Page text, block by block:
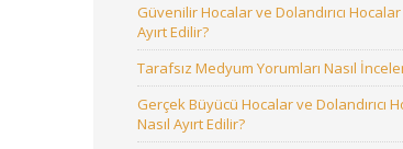
Güvenilir Hocalar ve Dolandırıcı Hocalar
Ayırt Edilir?
Tarafsız Medyum Yorumları Nasıl
Gerçek Büyücü Hocalar ve Dolandırıcı
Nasıl Ayırt Edilir?